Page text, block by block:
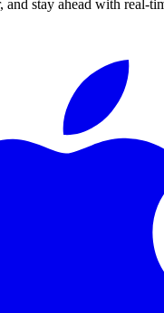
stay ahead with real-